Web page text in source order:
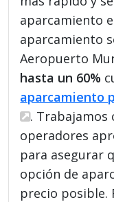
aparcamiento
aparcamiento
Aeropuerto
hasta un 60%
aparcamiento
. Trabajamos
operadores
para asegurar
opción de
precio posible.